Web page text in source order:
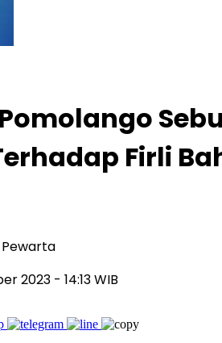
Firli
2023 - 14:13 WIB